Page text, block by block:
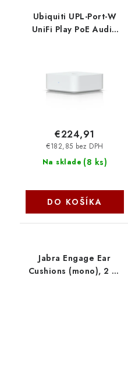
Ubiquiti UPL-Port-W
UniFi Play PoE Audio
Na sklade (8 ks)
€182,85 bez DPH
€224,91
DO KOŠÍKA
Jabra Engage Ear
Cushions (mono), 2 ks